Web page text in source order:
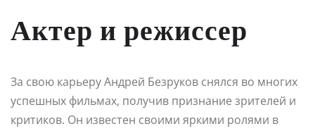
Актер и режиссер
За свою карьеру Андрей Безруков снялся во многих
успешных фильмах, получив признание зрителей и
критиков. Он известен своими яркими ролями в